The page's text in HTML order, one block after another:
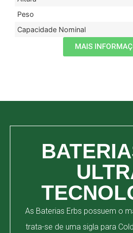
Peso
Capacidade Nominal
MAIS
As Baterias Erbs possuem o
trata-se de uma sigla para